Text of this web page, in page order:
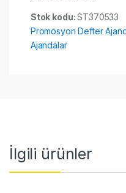
Stok kodu:ST370533
Promosyon Defter
Ajandalar
İlgili ürünler